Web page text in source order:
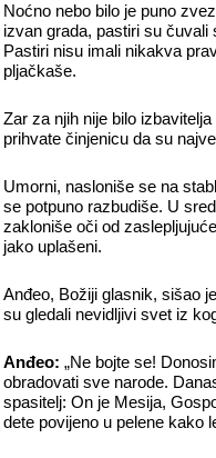
Noćno nebo bilo je puno
izvan grada, pastiri su
Pastiri nisu imali nikakva
pljačkaše.
Zar za njih nije bilo
prihvate činjenicu da su
Umorni, nasloniše se na
se potpuno razbudiše. U
zakloniše oči od
jako uplašeni.
Anđeo, Božiji glasnik, sišao
su gledali nevidljivi svet iz
Anđeo: „Ne bojte se!
obradovati sve narode.
spasitelj: On je Mesija,
dete povijeno u pelene kako